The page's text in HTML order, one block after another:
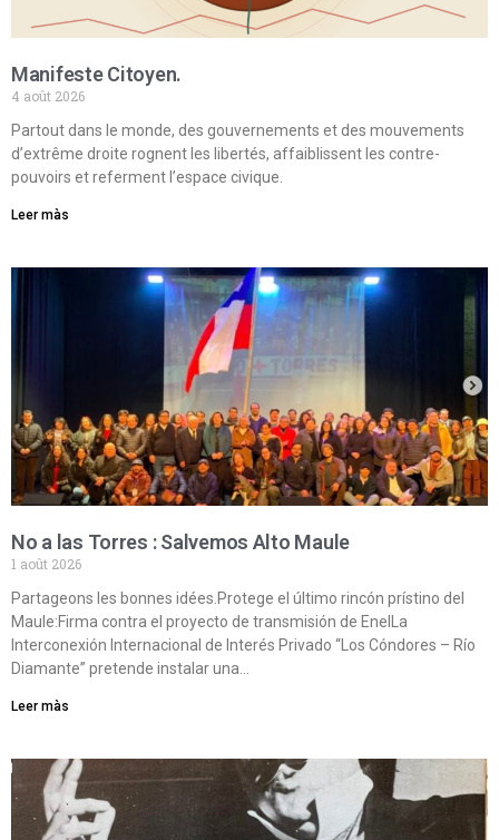
Manifeste Citoyen.
4 août 2026
Partout dans le monde, des gouvernements et des mouvements
d’extrême droite rognent les libertés, affaiblissent les contre-
pouvoirs et referment l’espace civique.
Leer màs
No a las Torres : Salvemos Alto Maule
1 août 2026
Partageons les bonnes idées.Protege el último rincón prístino del
Maule:Firma contra el proyecto de transmisión de EnelLa
Interconexión Internacional de Interés Privado “Los Cóndores – Río
Diamante” pretende instalar una…
Leer màs